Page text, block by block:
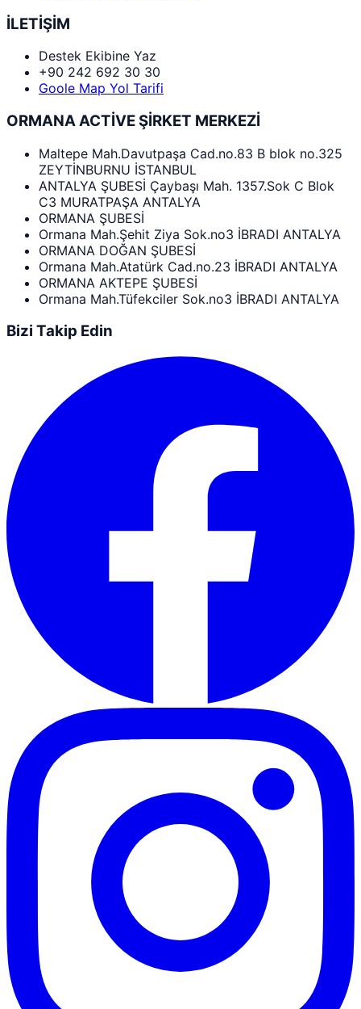
İLETİŞİM
Destek Ekibine Yaz
+90 242 692 30 30
Goole Map Yol Tarifi
ORMANA ACTİVE ŞİRKET MERKEZİ
Maltepe Mah.Davutpaşa Cad.no.83 B blok no.325
ZEYTİNBURNU İSTANBUL
ANTALYA ŞUBESİ Çaybaşı Mah. 1357.Sok C Blok
C3 MURATPAŞA ANTALYA
ORMANA ŞUBESİ
Ormana Mah.Şehit Ziya Sok.no3 İBRADI ANTALYA
ORMANA DOĞAN ŞUBESİ
Ormana Mah.Atatürk Cad.no.23 İBRADI ANTALYA
ORMANA AKTEPE ŞUBESİ
Ormana Mah.Tüfekciler Sok.no3 İBRADI ANTALYA
Bizi Takip Edin